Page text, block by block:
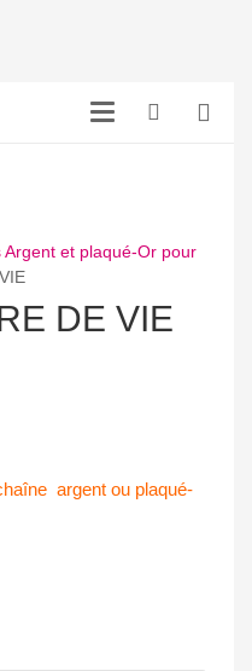
Argent et plaqué-Or pour
DE VIE
argent ou plaqué-